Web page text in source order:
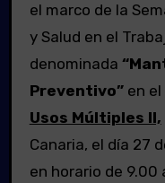
el marco de la
y Salud en el
denominada
Preventivo”en el
Usos Múltiples II,
Canaria, el día 27
en horario de 9.00